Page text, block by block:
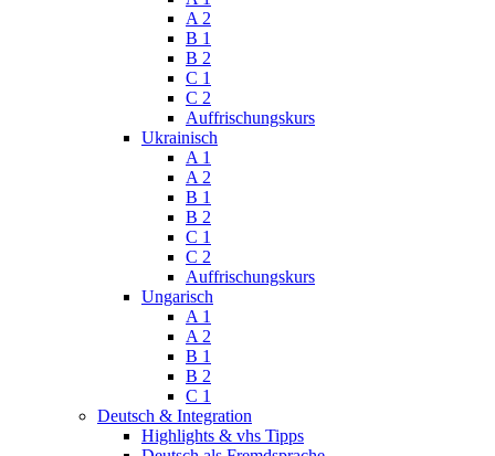
A 2
B 1
B 2
C 1
C 2
Auffrischungskurs
Ukrainisch
A 1
A 2
B 1
B 2
C 1
C 2
Auffrischungskurs
Ungarisch
A 1
A 2
B 1
B 2
C 1
Deutsch & Integration
Highlights & vhs Tipps